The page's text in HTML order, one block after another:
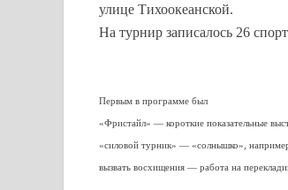
улице Тихоокеанской.
На турнир записалось 26
Первым в программе был
«Фристайл» — короткие показательные
«силовой турник» — «солнышко»,
вызвать восхищения — работа на